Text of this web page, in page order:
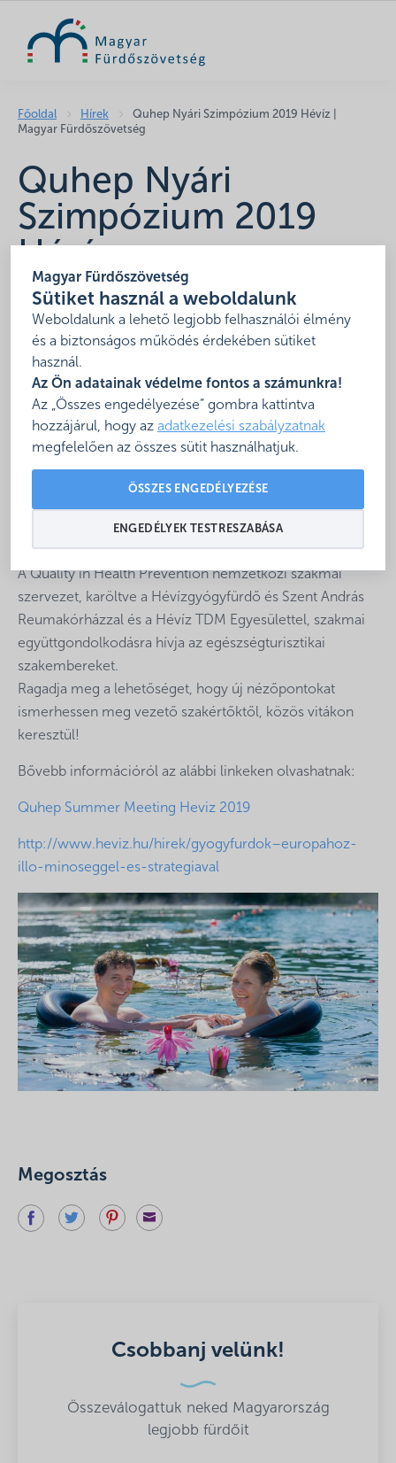
Magyar Fürdőszövetség
Sütiket használ a weboldalunk
Weboldalunk a lehető legjobb felhasználói élmény
és a biztonságos működés érdekében sütiket
használ.
Az Ön adatainak védelme fontos a számunkra!
Az „Összes engedélyezése” gombra kattintva
hozzájárul, hogy az adatkezelési szabályzatnak
megfelelően az összes sütit használhatjuk.
ÖSSZES ENGEDÉLYEZÉSE
ENGEDÉLYEK TESTRESZABÁSA
Főoldal Hírek
Quhep Nyári Szimpózium 2019 Hévíz |
Magyar Fürdőszövetség
Quhep Nyári
Szimpózium 2019
Hévíz
2019. február 12.
Miben látják a külföldről érkező vendégek a magyar
fürdők erősségeit? Hol és hogyan tudják a magyarok
fejleszteni a nemzetközi piacokat?
Ezen kérdések megválaszolására keresik a választ
Hévízen, két kimagasló előadó meghívásával.
Claudia Wagner, a Fit-Reisen-től (Németország) és
Franz Terwey, az Európai
Társadalombiztosítási Platform (ESIP) egykori
A Quality in Health Prevention nemzetközi szakmai
szervezet, karöltve a Hévízgyógyfürdő és Szent András
Reumakórházzal és a Hévíz TDM Egyesülettel, szakmai
együttgondolkodásra hívja az egészségturisztikai
szakembereket.
Ragadja meg a lehetőséget, hogy új nézőpontokat
ismerhessen meg vezető szakértőktől, közös vitákon
keresztül!
Bővebb információról az alábbi linkeken olvashatnak:
Quhep Summer Meeting Heviz 2019
http://www.heviz.hu/hirek/gyogyfurdok–europahoz-
illo-minoseggel-es-strategiaval
Megosztás
Csobbanj velünk!
Összeválogattuk neked Magyarország
legjobb fürdőit